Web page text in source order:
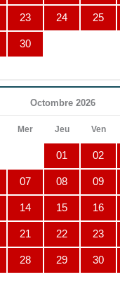
23 24 25
30
Octombre 2026
Mer Jeu Ven
01 02
07 08 09
14 15 16
21 22 23
28 29 30